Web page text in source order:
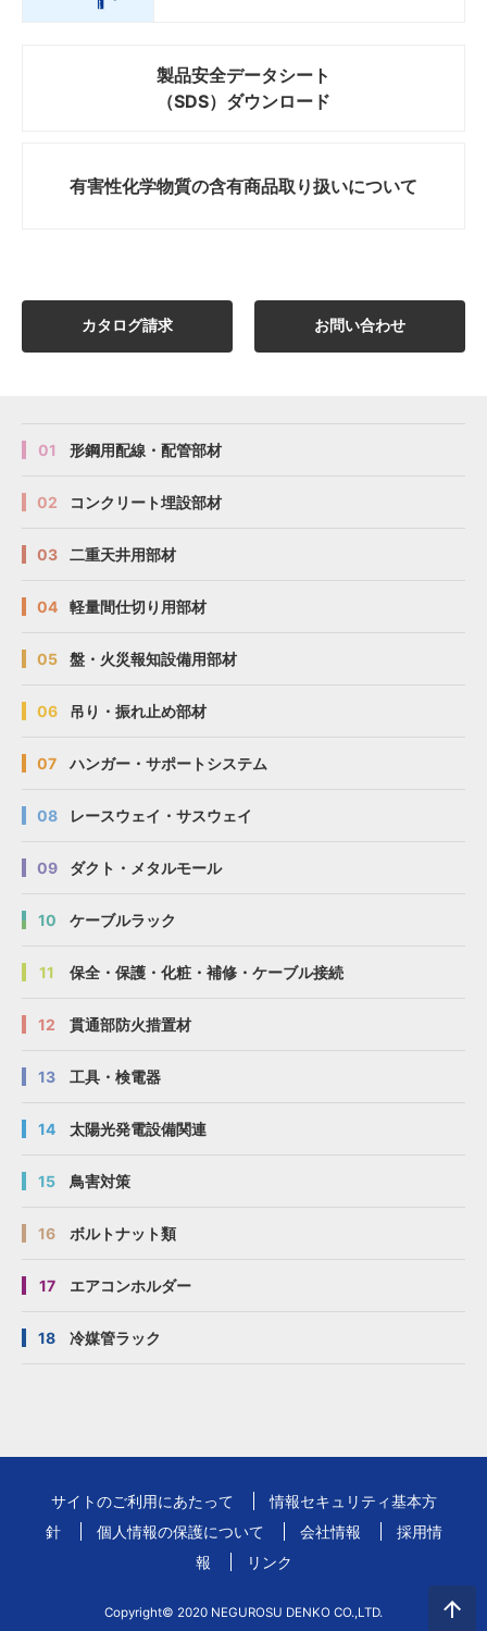
製品安全データシート
（SDS）ダウンロード
有害性化学物質の含有商品取り扱いについて
カタログ請求 お問い合わせ
01 形鋼用配線・配管部材
02 コンクリート埋設部材
03 二重天井用部材
04 軽量間仕切り用部材
05 盤・火災報知設備用部材
06 吊り・振れ止め部材
07 ハンガー・サポートシステム
08 レースウェイ・サスウェイ
09 ダクト・メタルモール
10 ケーブルラック
11 保全・保護・化粧・補修・ケーブル接続
12 貫通部防火措置材
13 工具・検電器
14 太陽光発電設備関連
15 鳥害対策
16 ボルトナット類
17 エアコンホルダー
18 冷媒管ラック
サイトのご利用にあたって
情報セキュリティ基本方
針
個人情報の保護について 会社情報
採用情
報
リンク
Copyright© 2020 NEGUROSU DENKO CO.,LTD.